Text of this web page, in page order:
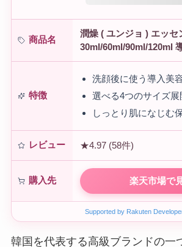
商品名
潤燥 ( ユンジョ ) エッセ
30ml/60ml/90ml/120ml
ター 高麗人参 ツヤ 保
弾力 ハリ もっち…
特徴
洗顔後に使う導入美
選べる4つのサイズ展
しっとり肌になじむ
レビュー ★4.97 (58件)
購入先 楽天市場で
Supported by Rakuten
韓国を代表する高級ブランドの一